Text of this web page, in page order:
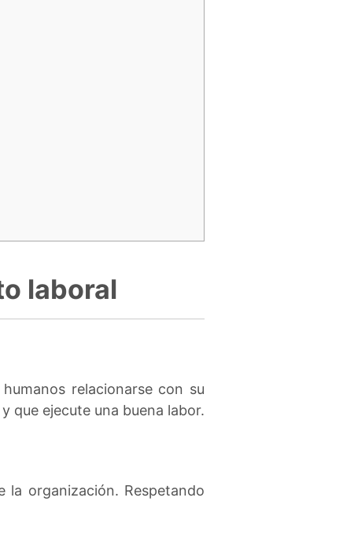
laboral
relacionarse con su
que ejecute una buena labor.
organización. Respetando